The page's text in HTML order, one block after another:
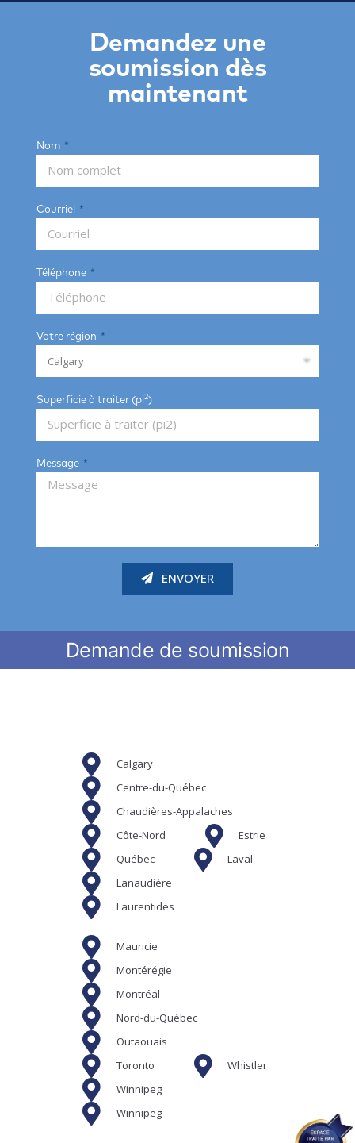
Demandez une
soumission dès
maintenant
Nom
Courriel
Téléphone
Votre région
Superficie à traiter (pi2)
Message
ENVOYER
Demande de soumission
Calgary
Centre-du-Québec
Chaudières-Appalaches
Côte-Nord
Estrie
Québec
Laval
Lanaudière
Laurentides
Mauricie
Montérégie
Montréal
Nord-du-Québec
Outaouais
Toronto
Whistler
Winnipeg
Winnipeg